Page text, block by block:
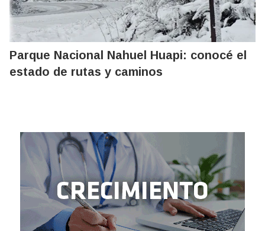
Parque Nacional Nahuel Huapi: conocé el
estado de rutas y caminos